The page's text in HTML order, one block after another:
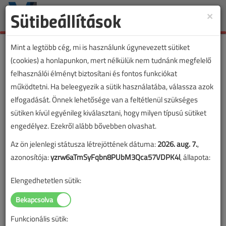
Toggle
×
Sütibeállítások
Mint a legtöbb cég, mi is használunk úgynevezett sütiket
(cookies) a honlapunkon, mert nélkülük nem tudnánk megfelelő
felhasználói élményt biztosítani és fontos funkciókat
működtetni. Ha beleegyezik a sütik használatába, válassza azok
elfogadását. Önnek lehetősége van a feltétlenül szükséges
sütiken kívül egyénileg kiválasztani, hogy milyen típusú sütiket
engedélyez. Ezekről alább bővebben olvashat.
Az ön jelenlegi státusza létrejöttének dátuma:2026. aug. 7.,
azonosítója:yzrw6aTmSyFqbn8PUbM3Qca57VDPK4l, állapota:
Elengedhetetlen sütik:
Funkcionális sütik: